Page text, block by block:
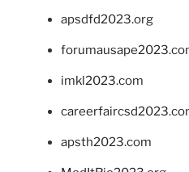
apsdfd2023.org
imkl2023.com
apsth2023.com